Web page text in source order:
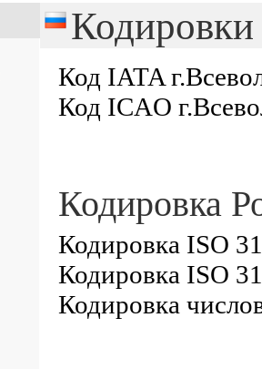
Кодировки
Код IATA
Код ICAO
Кодировка
Кодировка ISO
Кодировка ISO
Кодировка